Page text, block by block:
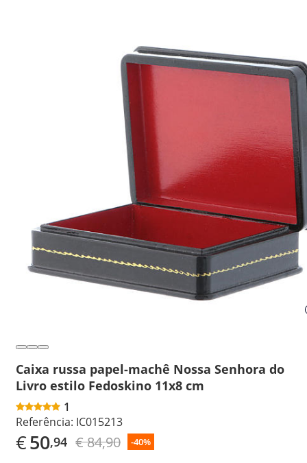
Caixa russa papel-machê Nossa Senhora do
Livro estilo Fedoskino 11x8 cm
1
Referência: IC015213
€50,94 € 84,90 -40%